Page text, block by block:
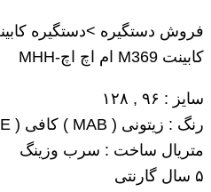
فروش دستگیره >دستگیره
کابینت M369 ام اچ اچ-MHH
سایز : ۹۶ , ۱۲۸
رنگ : زیتونی ( MAB ) کافی ( COFFEE )
متریال ساخت : سرب وزینگ
۵ سال گارنتی